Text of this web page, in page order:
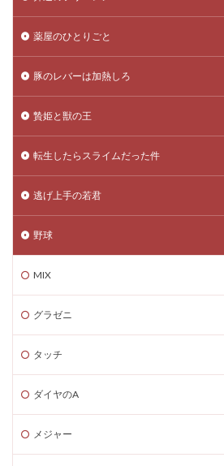
薬屋のひとりごと
豚のレバーは加熱しろ
贄姫と獣の王
転生したらスライムだった件
逃げ上手の若君
野球
MIX
グラゼニ
タッチ
ダイヤのA
メジャー